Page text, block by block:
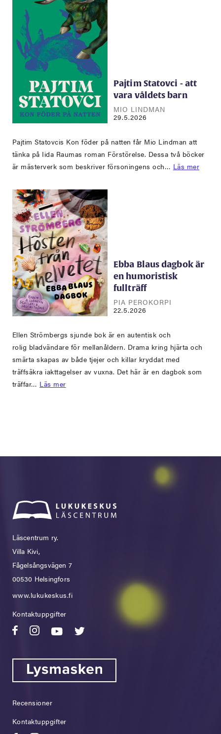
Pajtim Statovci - att
vara våldets barn
MIO LINDMAN
29.5.2026
Pajtim Statovcis Kon föder på natten får Mio Lindman att
tänka på Iida Raumas roman Förstörelse. Dessa två böcker
är mästerverk som beskriver försoningens och… Läs mer
Ebba Blaus dagbok är
en humoristisk
fullträff
PIA PEROKORPI
22.5.2026
Ellen Strömbergs sjunde bok är en autentisk och
rolig bladvändare för mellanåldern. Drama kring hjärta och
smärta skapas av både tjejer och killar kryddat med
träffsäkra iakttagelser av vuxna. Det här är en dagbok som
träffar… Läs mer
Läscentrum ry.
Villa Kivi,
Fågelsångsvägen 7
00530 Helsingfors
www.lukukeskus.fi
Kontaktuppgifter
Recensioner
Kontaktuppgifter